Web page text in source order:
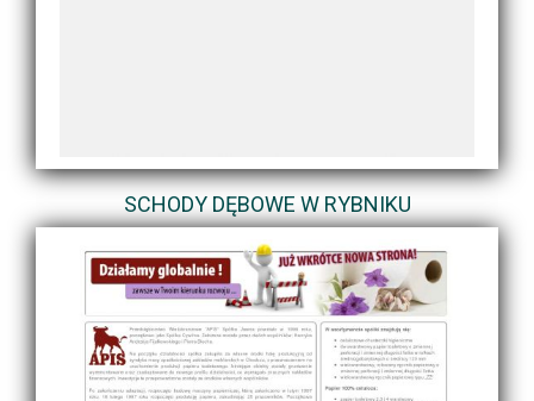
SCHODY DĘBOWE W RYBNIKU